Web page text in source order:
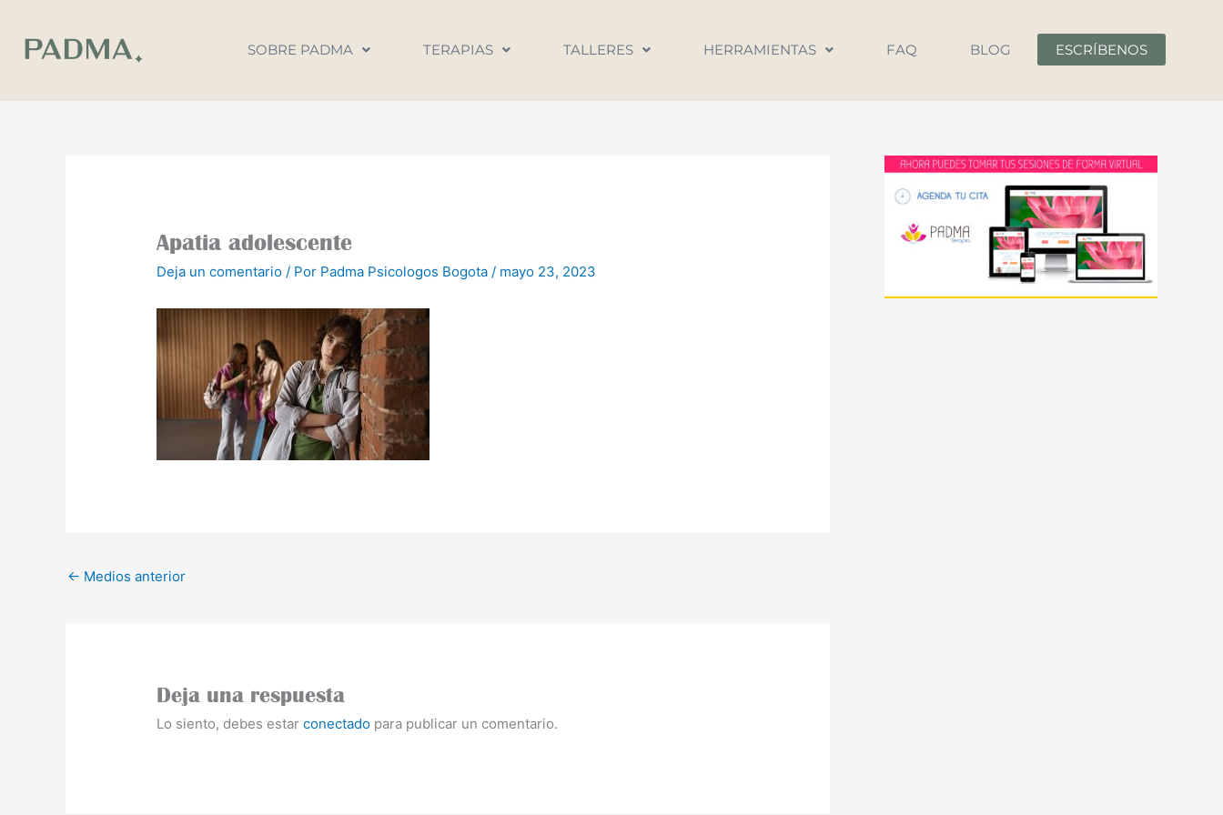
contenido
SOBRE PADMA TERAPIAS TALLERES HERRAMIENTAS FAQ BLOG ESCRÍBENOS
Apatia adolescente
Deja un comentario / Por Padma Psicologos Bogota / mayo 23, 2023
← Medios anterior
Deja una respuesta
Lo siento, debes estarconectado para publicar un comentario.